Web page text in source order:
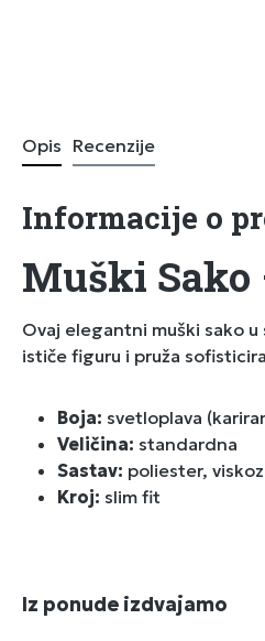
Opis Recenzije
Informacije o
Muški Sako
Ovaj elegantni muški sako
ističe figuru i pruža
Boja: svetloplava
Veličina: standardna
Sastav: poliester,
Kroj: slim fit
Preskoči galeriju proizvoda
Iz ponude izdvajamo